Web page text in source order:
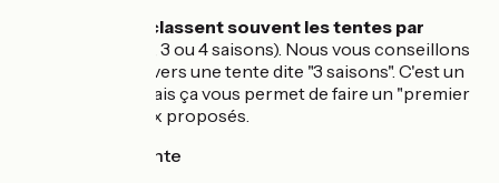
classent souvent les tentes par
(tente 2, 3 ou 4 saisons). Nous vous conseillons
de vous tourner vers une tente dite "3 saisons". C'est un
peu réducteur mais ça vous permet de faire un "premier
tri" dans les choix proposés.
Le poids de la tente